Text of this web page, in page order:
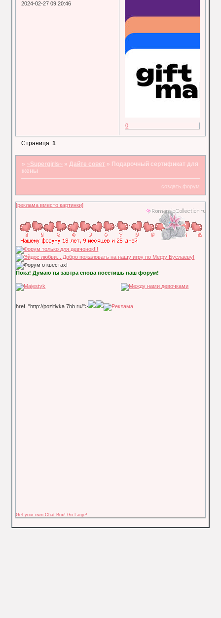
2024-02-27 09:20:46
0
Страница:1
» ~Supergirls~ » Дайте совет » Подарочный сертификат для
жены
создать форум
[реклама вместо картинки]
Пока! Думаю ты завтра снова посетишь наш форум!
href="http://pozitivka.7bb.ru/">
Get your own Chat Box! Go Large!